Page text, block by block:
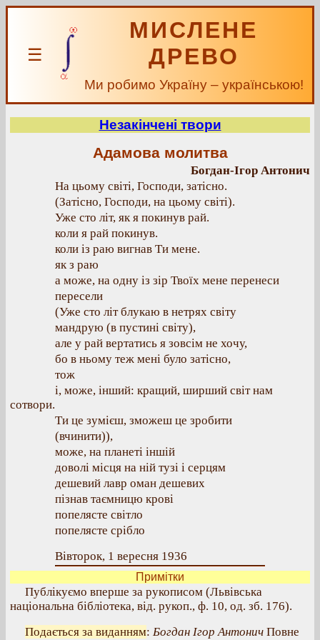
☰
МИСЛЕНЕ
ДРЕВО
Ми робимо Україну – українською!
Незакінчені твори
Адамова молитва
Богдан-Ігор Антонич
На цьому світі, Господи, затісно.
(Затісно, Господи, на цьому світі).
Уже сто літ, як я покинув рай.
коли я рай покинув.
коли із раю вигнав Ти мене.
як з раю
а може, на одну із зір Твоїх мене перенеси
пересели
(Уже сто літ блукаю в нетрях світу
мандрую (в пустині світу),
але у рай вертатись я зовсім не хочу,
бо в ньому теж мені було затісно,
тож
і, може, інший: кращий, ширший світ нам
сотвори.
Ти це зумієш, зможеш це зробити
(вчинити)),
може, на планеті іншій
доволі місця на ній тузі і серцям
дешевий лавр оман дешевих
пізнав таємницю крові
попелясте світло
попелясте срібло
Вівторок, 1 вересня 1936
Примітки
Публікуємо вперше за рукописом (Львівська
національна бібліотека, від. рукоп., ф. 10, од. зб. 176).
Подається за виданням: Богдан Ігор Антонич Повне